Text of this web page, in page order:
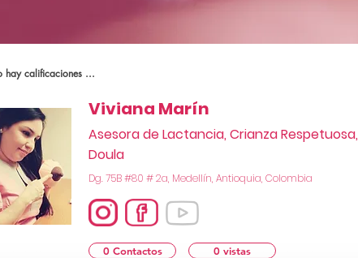
hay calificaciones ...
Viviana Marín
Asesora de Lactancia, Crianza Respetuosa,
Doula
Dg. 75B #80 # 2a, Medellín, Antioquia, Colombia
0 Contactos 0 vistas